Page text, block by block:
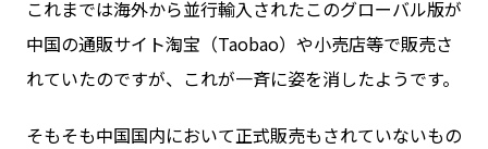
これまでは海外から並行輸入されたこのグローバル版が
中国の通販サイト淘宝（Taobao）や小売店等で販売さ
れていたのですが、これが一斉に姿を消したようです。
そもそも中国国内において正式販売もされていないもの